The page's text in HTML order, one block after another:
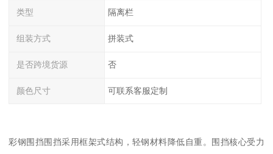
类型 隔离栏
组装方式 拼装式
是否跨境货源 否
颜色尺寸 可联系客服定制
彩钢围挡围挡采用框架式结构，轻钢材料降低自重。围挡核心受力